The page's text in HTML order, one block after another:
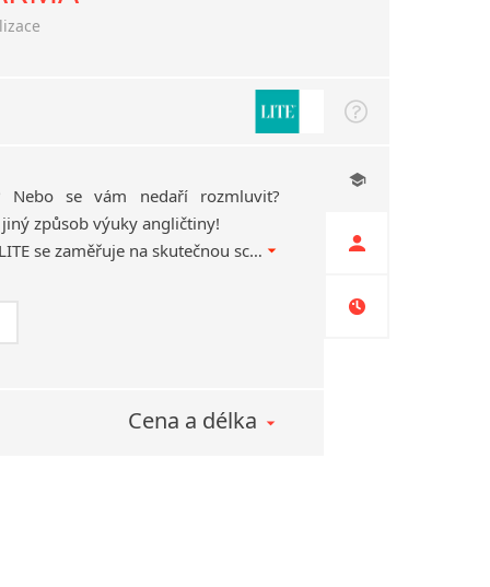
Nebo se vám nedaří rozmluvit?
způsob výuky angličtiny!
Metoda jazykové školy LITE se zaměřuje na skutečnou schopnost mluvit! Během výuky mluvíte až 80% času. Přijďte se podívat na naši ukázkovou hodinu!
Cena a délka